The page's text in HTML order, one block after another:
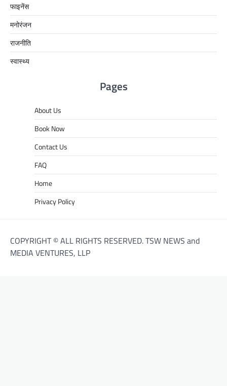
फाइनेंस
मनोरंजन
राजनीति
स्वास्थ्य
Pages
About Us
Book Now
Contact Us
FAQ
Home
Privacy Policy
COPYRIGHT © ALL RIGHTS RESERVED. TSW NEWS and
MEDIA VENTURES, LLP